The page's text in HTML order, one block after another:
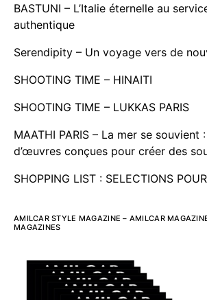
BASTUNI – L’Italie éternelle au
authentique
Serendipity – Un voyage vers de
SHOOTING TIME – HINAITI
SHOOTING TIME – LUKKAS PARIS
MAATHI PARIS – La mer se
d’œuvres conçues pour créer des
SHOPPING LIST : SELECTIONS
AMILCAR STYLE MAGAZINE – AMILCAR
MAGAZINES